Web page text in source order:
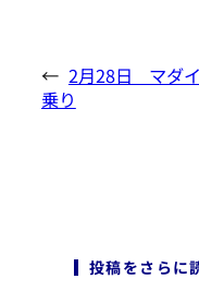
← 2月28日 マダ
乗り
投稿をさらに